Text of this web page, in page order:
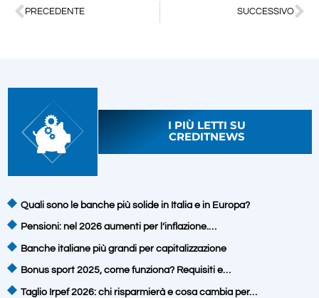
PRECEDENTE SUCCESSIVO
I PIÙ LETTI SU
CREDITNEWS
Quali sono le banche più solide in Italia e in Europa?
Pensioni: nel 2026 aumenti per l’inflazione.…
Banche italiane più grandi per capitalizzazione
Bonus sport 2025, come funziona? Requisiti e…
Taglio Irpef 2026: chi risparmierà e cosa cambia per…